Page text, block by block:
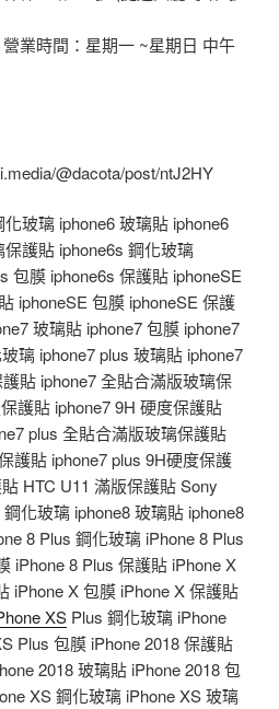
業時間：星期一 ~星期日 中午
@dacota/post/ntJ2HY
玻璃 iphone6 玻璃貼 iphone6
護貼 iphone6s 鋼化玻璃
包膜 iphone6s 保護貼 iphoneSE
iphoneSE 包膜 iphoneSE 保護
玻璃貼 iphone7 包膜 iphone7
璃 iphone7 plus 玻璃貼 iphone7
貼 iphone7 全貼合滿版玻璃保
護貼 iphone7 9H 硬度保護貼
plus 全貼合滿版玻璃保護貼
護貼 iphone7 plus 9H硬度保護
HTC U11 滿版保護貼 Sony
化玻璃 iphone8 玻璃貼 iphone8
8 Plus 鋼化玻璃 iPhone 8 Plus
iPhone 8 Plus 保護貼 iPhone X
iPhone X 包膜 iPhone X 保護貼
XS Plus 鋼化玻璃 iPhone
Plus 包膜 iPhone 2018 保護貼
2018 玻璃貼 iPhone 2018 包
XS 鋼化玻璃 iPhone XS 玻璃